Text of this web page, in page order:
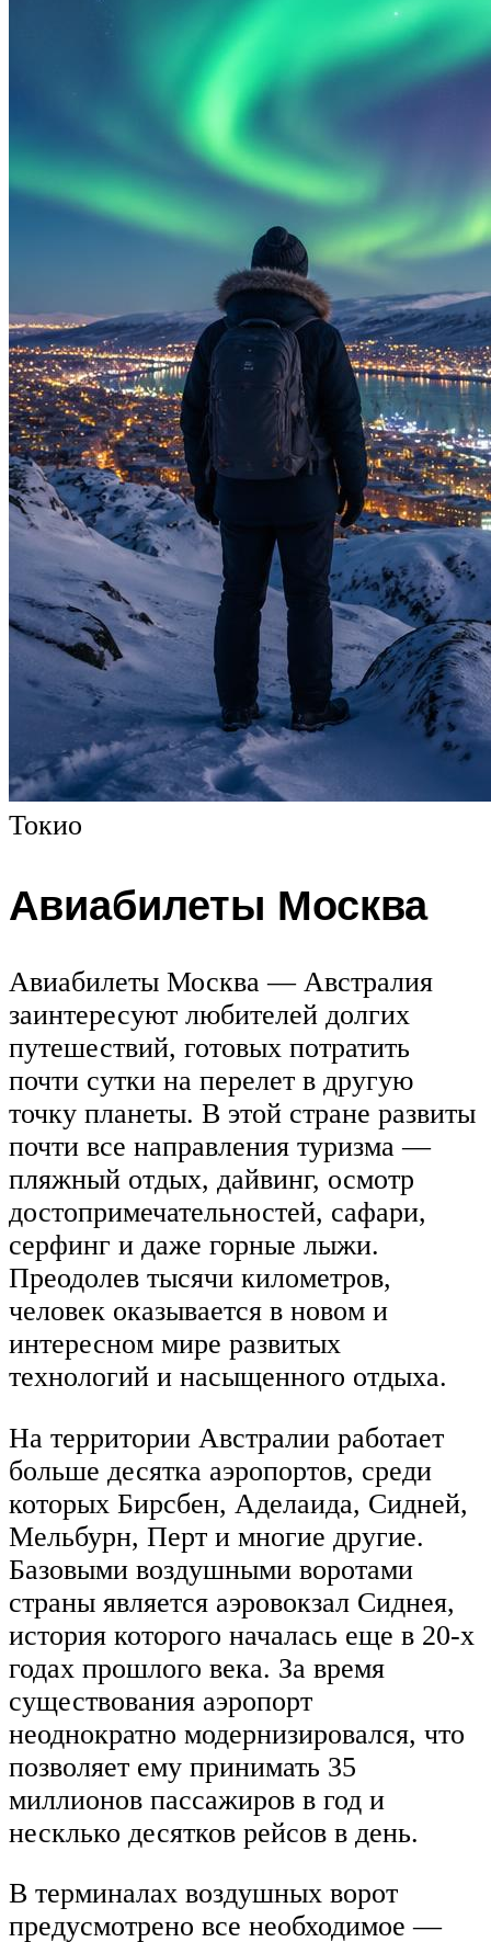
Токио
Авиабилеты Москва
Авиабилеты Москва — Австралия
заинтересуют любителей долгих
путешествий, готовых потратить
почти сутки на перелет в другую
точку планеты. В этой стране развиты
почти все направления туризма —
пляжный отдых, дайвинг, осмотр
достопримечательностей, сафари,
серфинг и даже горные лыжи.
Преодолев тысячи километров,
человек оказывается в новом и
интересном мире развитых
технологий и насыщенного отдыха.
На территории Австралии работает
больше десятка аэропортов, среди
которых Бирсбен, Аделаида, Сидней,
Мельбурн, Перт и многие другие.
Базовыми воздушными воротами
страны является аэровокзал Сиднея,
история которого началась еще в 20-х
годах прошлого века. За время
существования аэропорт
неоднократно модернизировался, что
позволяет ему принимать 35
миллионов пассажиров в год и
несклько десятков рейсов в день.
В терминалах воздушных ворот
предусмотрено все необходимое —